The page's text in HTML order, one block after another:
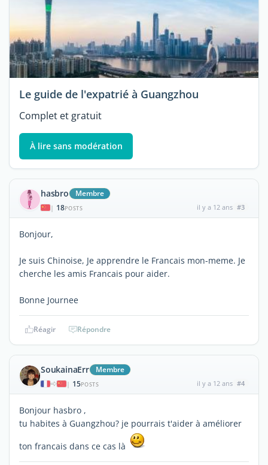
Le guide de l'expatrié à Guangzhou
Complet et gratuit
À lire sans modération
hasbro Membre
| 18POSTS il y a 12 ans #3
Bonjour,
Je suis Chinoise, Je apprendre le Francais mon-meme. Je
cherche les amis Francais pour aider.
Bonne Journee
Réagir Répondre
SoukainaErr Membre
| 15POSTS il y a 12 ans #4
Bonjour hasbro ,
tu habites à Guangzhou? je pourrais t'aider à améliorer
ton francais dans ce cas là